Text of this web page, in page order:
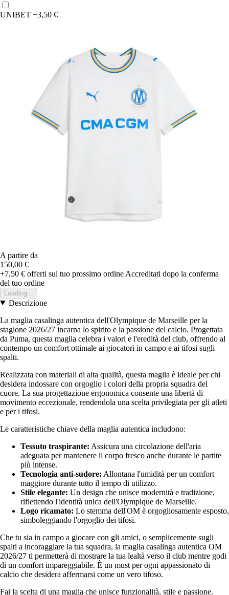
UNIBET +3,50 €
A partire da
150,00 €
+7,50 € offerti sul tuo prossimo ordine Accreditati dopo la conferma
del tuo ordine
Loading...
Descrizione
La maglia casalinga autentica dell'Olympique de Marseille per la
stagione 2026/27 incarna lo spirito e la passione del calcio. Progettata
da Puma, questa maglia celebra i valori e l'eredità del club, offrendo al
contempo un comfort ottimale ai giocatori in campo e ai tifosi sugli
spalti.
Realizzata con materiali di alta qualità, questa maglia è ideale per chi
desidera indossare con orgoglio i colori della propria squadra del
cuore. La sua progettazione ergonomica consente una libertà di
movimento eccezionale, rendendola una scelta privilegiata per gli atleti
e per i tifosi.
Le caratteristiche chiave della maglia autentica includono:
Tessuto traspirante: Assicura una circolazione dell'aria
adeguata per mantenere il corpo fresco anche durante le partite
più intense.
Tecnologia anti-sudore: Allontana l'umidità per un comfort
maggiore durante tutto il tempo di utilizzo.
Stile elegante: Un design che unisce modernità e tradizione,
riflettendo l'identità unica dell'Olympique de Marseille.
Logo ricamato: Lo stemma dell'OM è orgogliosamente esposto,
simboleggiando l'orgoglio dei tifosi.
Che tu sia in campo a giocare con gli amici, o semplicemente sugli
spalti a incoraggiare la tua squadra, la maglia casalinga autentica OM
2026/27 ti permetterà di mostrare la tua lealtà verso il club mentre godi
di un comfort impareggiabile. È un must per ogni appassionato di
calcio che desidera affermarsi come un vero tifoso.
Fai la scelta di una maglia che unisce funzionalità, stile e passione.